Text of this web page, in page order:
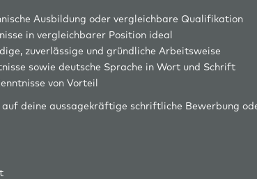
Ausbildung oder vergleichbare Qualifikation
in vergleichbarer Position ideal
zuverlässige und gründliche Arbeitsweise
sowie deutsche Sprache in Wort und Schrift
von Vorteil
auf deine aussagekräftige schriftliche Bewerbung